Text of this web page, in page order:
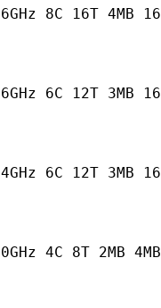
8C 16T 4MB
6C 12T 3MB
6C 12T 3MB
4C 8T 2MB